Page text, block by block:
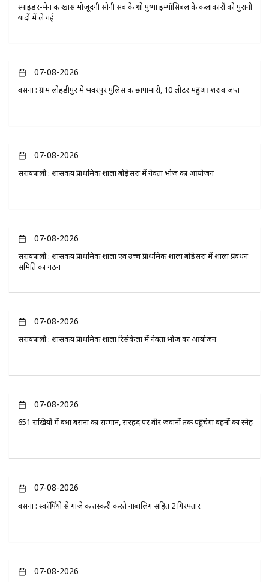
स्पाइडर-मैन की खास मौजूदगी सोनी सब के शो पुष्पा इम्पॉसिबल के कलाकारों को पुरानी
यादों में ले गई
07-08-2026
बसना : ग्राम लोहड़ीपुर मे भंवरपुर पुलिस की छापामारी, 10 लीटर महुआ शराब जप्त
07-08-2026
सरायपाली : शासकीय प्राथमिक शाला बोड़ेसरा में नेवता भोज का आयोजन
07-08-2026
सरायपाली : शासकीय प्राथमिक शाला एवं उच्च प्राथमिक शाला बोडेसरा में शाला प्रबंधन
समिति का गठन
07-08-2026
सरायपाली : शासकीय प्राथमिक शाला रिसेकेला में नेवता भोज का आयोजन
07-08-2026
651 राखियों में बंधा बसना का सम्मान, सरहद पर वीर जवानों तक पहुंचेगा बहनों का स्नेह
07-08-2026
बसना : स्कॉर्पियो से गांजे की तस्करी करते नाबालिग सहित 2 गिरफ्तार
07-08-2026